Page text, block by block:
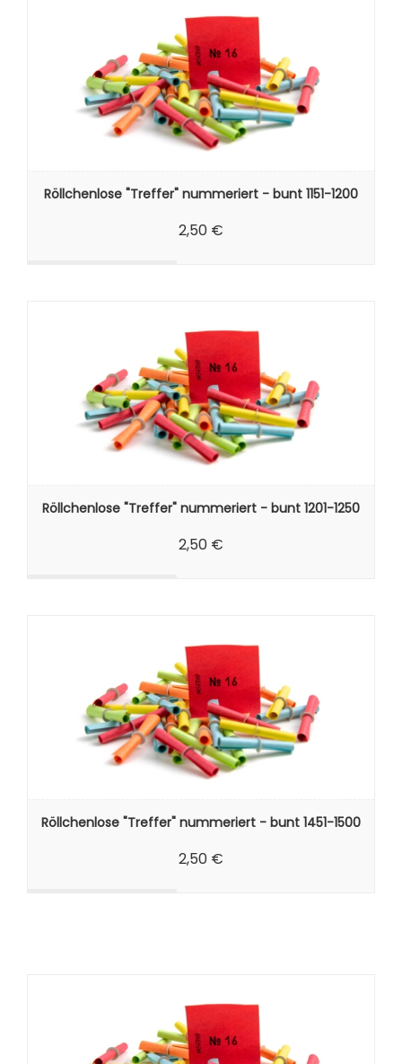
Röllchenlose "Treffer" nummeriert - bunt 1151-1200
2,50 €
Röllchenlose "Treffer" nummeriert - bunt 1201-1250
2,50 €
Röllchenlose "Treffer" nummeriert - bunt 1451-1500
2,50 €